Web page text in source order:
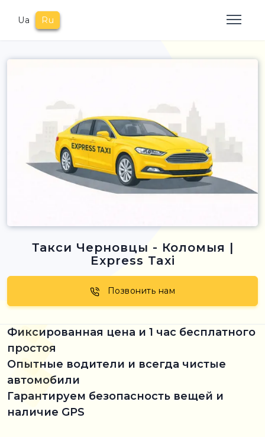
Ua Ru
Такси Черновцы - Коломыя |
Express Taxi
Позвонить нам
Фиксированная цена и 1 час бесплатного
простоя
Опытные водители и всегда чистые
автомобили
Гарантируем безопасность вещей и
наличие GPS